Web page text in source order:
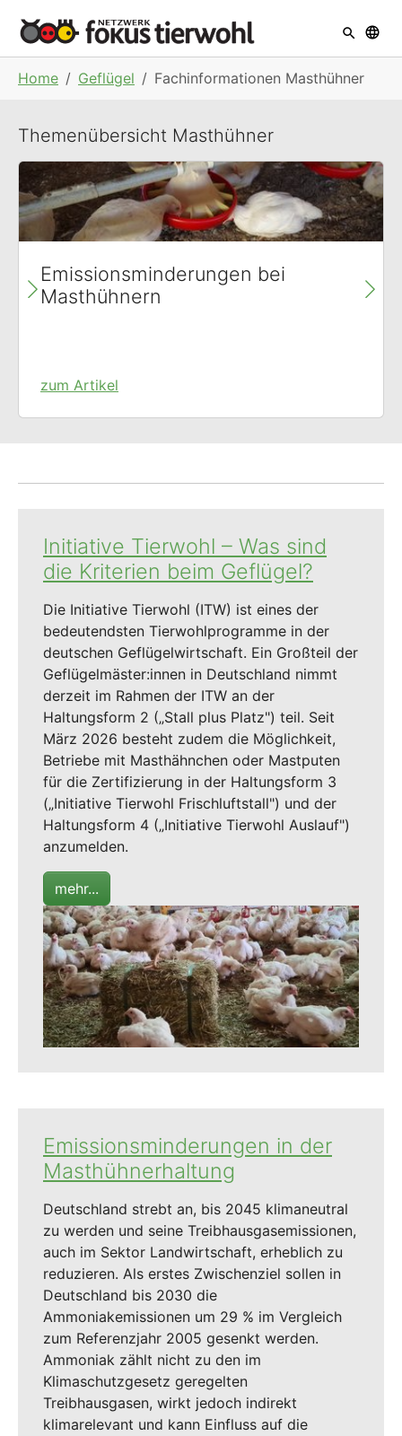
Home Geflügel Fachinformationen Masthühner
Themenübersicht Masthühner
Emissionsminderungen bei
Masthühnern
zum Artikel
Initiative Tierwohl – Was sind
die Kriterien beim Geflügel?
Die Initiative Tierwohl (ITW) ist eines der
bedeutendsten Tierwohlprogramme in der
deutschen Geflügelwirtschaft. Ein Großteil der
Geflügelmäster:innen in Deutschland nimmt
derzeit im Rahmen der ITW an der
Haltungsform 2 („Stall plus Platz") teil. Seit
März 2026 besteht zudem die Möglichkeit,
Betriebe mit Masthähnchen oder Mastputen
für die Zertifizierung in der Haltungsform 3
(„Initiative Tierwohl Frischluftstall") und der
Haltungsform 4 („Initiative Tierwohl Auslauf")
anzumelden.
mehr...
Emissionsminderungen in der
Masthühnerhaltung
Deutschland strebt an, bis 2045 klimaneutral
zu werden und seine Treibhausgasemissionen,
auch im Sektor Landwirtschaft, erheblich zu
reduzieren. Als erstes Zwischenziel sollen in
Deutschland bis 2030 die
Ammoniakemissionen um 29 % im Vergleich
zum Referenzjahr 2005 gesenkt werden.
Ammoniak zählt nicht zu den im
Klimaschutzgesetz geregelten
Treibhausgasen, wirkt jedoch indirekt
klimarelevant und kann Einfluss auf die